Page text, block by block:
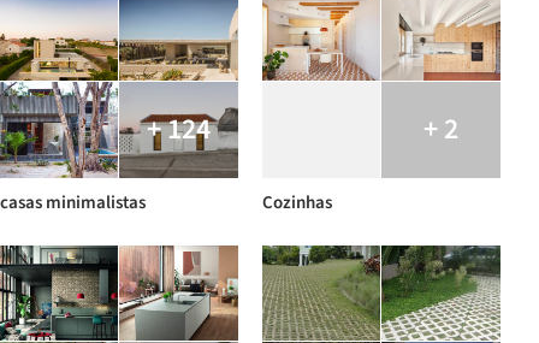
+ 124
casas minimalistas
+ 2
Cozinhas